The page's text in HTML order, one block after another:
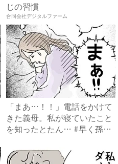
じの習慣
合同会社デジタルファーム
「まあ…！！」電話をかけて
きた義母。私が寝ていたこと
を知ったとたん… #早く孫